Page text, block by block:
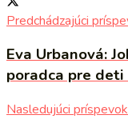
Predchádzajúci
Eva Urbanová:
poradca pre
Nasledujúci príspevok